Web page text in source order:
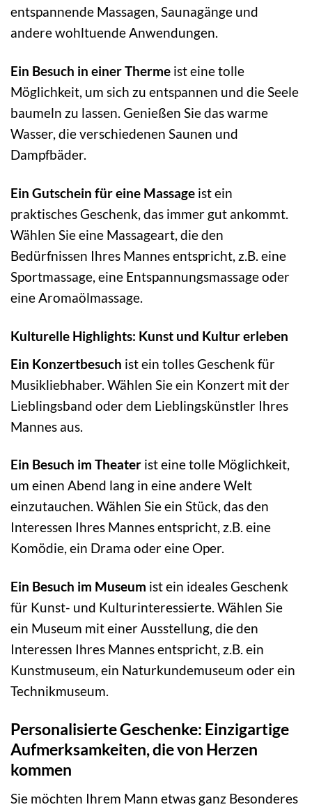
entspannende Massagen, Saunagänge und
andere wohltuende Anwendungen.
Ein Besuch in einer Therme ist eine tolle
Möglichkeit, um sich zu entspannen und die Seele
baumeln zu lassen. Genießen Sie das warme
Wasser, die verschiedenen Saunen und
Dampfbäder.
Ein Gutschein für eine Massage ist ein
praktisches Geschenk, das immer gut ankommt.
Wählen Sie eine Massageart, die den
Bedürfnissen Ihres Mannes entspricht, z.B. eine
Sportmassage, eine Entspannungsmassage oder
eine Aromaölmassage.
Kulturelle Highlights: Kunst und Kultur erleben
Ein Konzertbesuch ist ein tolles Geschenk für
Musikliebhaber. Wählen Sie ein Konzert mit der
Lieblingsband oder dem Lieblingskünstler Ihres
Mannes aus.
Ein Besuch im Theater ist eine tolle Möglichkeit,
um einen Abend lang in eine andere Welt
einzutauchen. Wählen Sie ein Stück, das den
Interessen Ihres Mannes entspricht, z.B. eine
Komödie, ein Drama oder eine Oper.
Ein Besuch im Museum ist ein ideales Geschenk
für Kunst- und Kulturinteressierte. Wählen Sie
ein Museum mit einer Ausstellung, die den
Interessen Ihres Mannes entspricht, z.B. ein
Kunstmuseum, ein Naturkundemuseum oder ein
Technikmuseum.
Personalisierte Geschenke: Einzigartige
Aufmerksamkeiten, die von Herzen
kommen
Sie möchten Ihrem Mann etwas ganz Besonderes